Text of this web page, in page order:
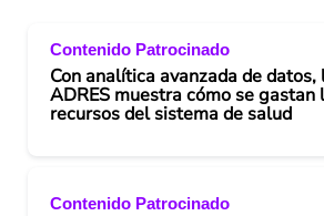
Contenido Patrocinado
Con analítica avanzada de datos,
ADRES muestra cómo se gastan
recursos del sistema de salud
Contenido Patrocinado